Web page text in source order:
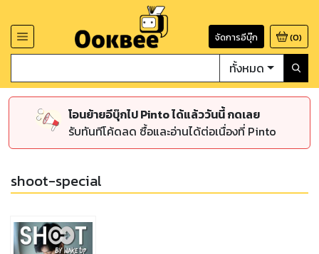
จัดการอีบุ๊ก (0)
ทั้งหมด
โอนย้ายอีบุ๊กไป Pinto ได้แล้ววันนี้ กดเลย
รับทันทีโค้ดลด ซื้อและอ่านได้ต่อเนื่องที่ Pinto
shoot-special